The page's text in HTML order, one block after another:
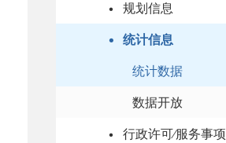
规划信息
统计信息
统计数据
数据开放
行政许可⁄服务事项